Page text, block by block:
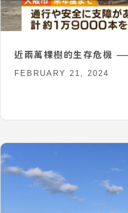
近兩萬棵樹的生存危機
FEBRUARY 21, 2024